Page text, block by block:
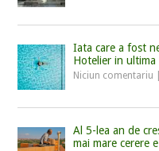
Iata care a fost
Hotelier in ultima
Niciun comentariu
Al 5-lea an de
mai mare cerere